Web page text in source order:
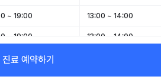
~ 19:00 13:00 ~ 14:00
~ 19:00 13:00 ~ 14:00
~ 13:00
~ 13:00 -
진료 예약하기